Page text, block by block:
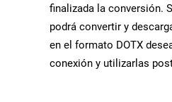
finalizada la conversión.
podrá convertir y
en el formato DOTX
conexión y utilizarlas